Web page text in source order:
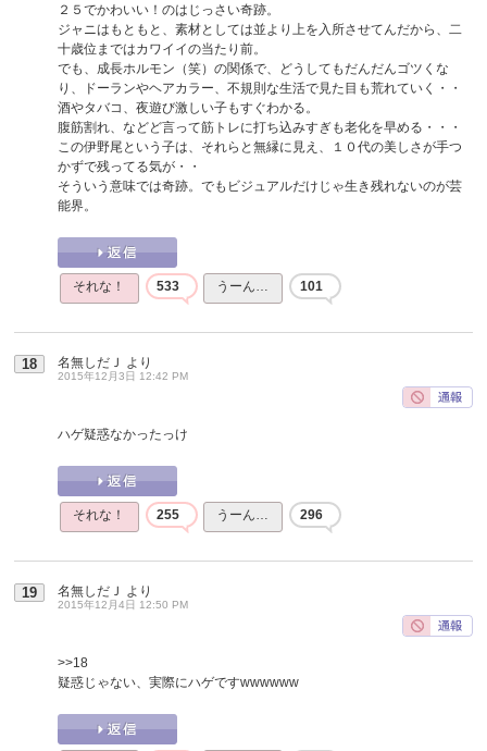
２５でかわいい！のはじっさい奇跡。
ジャニはもともと、素材としては並より上を入所させてんだから、二
十歳位まではカワイイの当たり前。
でも、成長ホルモン（笑）の関係で、どうしてもだんだんゴツくな
り、ドーランやヘアカラー、不規則な生活で見た目も荒れていく・・
酒やタバコ、夜遊び激しい子もすぐわかる。
腹筋割れ、などど言って筋トレに打ち込みすぎも老化を早める・・・
この伊野尾という子は、それらと無縁に見え、１０代の美しさが手つ
かずで残ってる気が・・
そういう意味では奇跡。でもビジュアルだけじゃ生き残れないのが芸
能界。
それな！ 533 うーん… 101
18 名無しだＪ より
2015年12月3日 12:42 PM
ハゲ疑惑なかったっけ
それな！ 255 うーん… 296
19 名無しだＪ より
2015年12月4日 12:50 PM
>>18
疑惑じゃない、実際にハゲですwwwwww